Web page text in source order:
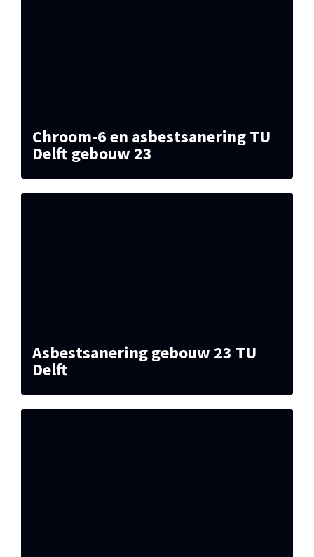
Chroom-6 en asbestsanering TU
Delft gebouw 23
Asbestsanering gebouw 23 TU
Delft